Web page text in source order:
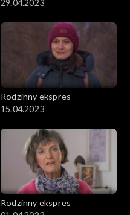
29.04.2023
Rodzinny ekspres
15.04.2023
Rodzinny ekspres